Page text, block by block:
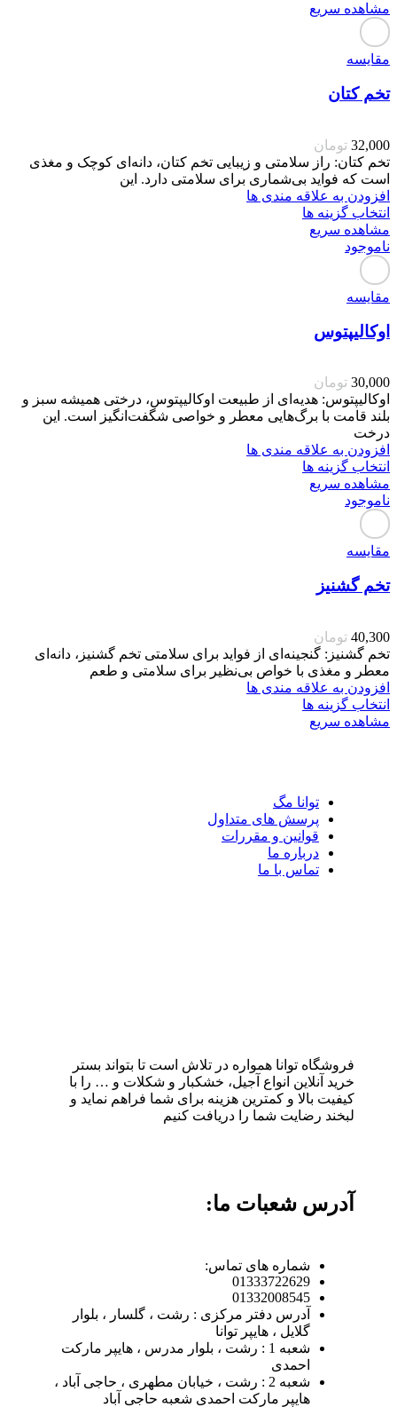
مشاهده سریع
مقایسه
تخم کتان
32,000 تومان
تخم کتان: راز سلامتی و زیبایی تخم کتان، دانه‌ای کوچک و مغذی
است که فواید بی‌شماری برای سلامتی دارد. این
افزودن به علاقه مندی ها
انتخاب گزینه ها
مشاهده سریع
ناموجود
مقایسه
اوکالیپتوس
30,000 تومان
اوکالیپتوس: هدیه‌ای از طبیعت اوکالیپتوس، درختی همیشه سبز و
بلند قامت با برگ‌هایی معطر و خواصی شگفت‌انگیز است. این
درخت
افزودن به علاقه مندی ها
انتخاب گزینه ها
مشاهده سریع
ناموجود
مقایسه
تخم گشنیز
40,300 تومان
تخم گشنیز: گنجینه‌ای از فواید برای سلامتی تخم گشنیز، دانه‌ای
معطر و مغذی با خواص بی‌نظیر برای سلامتی و طعم
افزودن به علاقه مندی ها
انتخاب گزینه ها
مشاهده سریع
توانا مگ
پرسش های متداول
قوانین و مقررات
درباره ما
تماس با ما
فروشگاه توانا همواره در تلاش است تا بتواند بستر
خرید آنلاین انواع آجیل، خشکبار و شکلات و … را با
کیفیت بالا و کمترین هزینه برای شما فراهم نماید و
لبخند رضایت شما را دریافت کنیم
آدرس شعبات ما:
شماره های تماس:
01333722629
01332008545
آدرس دفتر مرکزی : رشت ، گلسار ، بلوار
گلایل ، هایپر توانا
شعبه 1 : رشت ، بلوار مدرس ، هایپر مارکت
احمدی
شعبه 2 : رشت ، خیابان مطهری ، حاجی آباد ،
هایپر مارکت احمدی شعبه حاجی آباد